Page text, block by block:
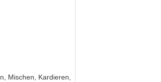
Mischen, Kardieren,